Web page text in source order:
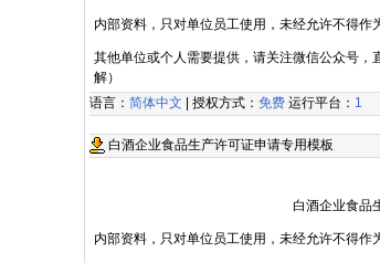
内部资料，只对单位员工使用，未经允许不得作
其他单位或个人需要提供，请关注微信公众号
解）
语言： 简体中文 | 授权方式： 免费 运行平台： 1
白酒企业食品生产许可证申请专用模板
白酒企业食品
内部资料，只对单位员工使用，未经允许不得作